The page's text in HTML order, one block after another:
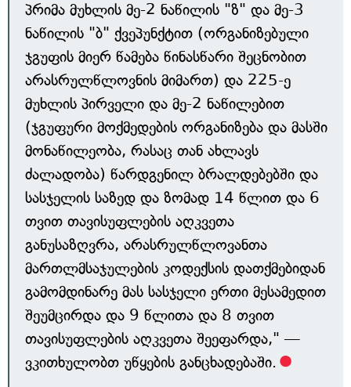
პრიმა მუხლის მე-2 ნაწილის "ზ" და მე-3
ნაწილის "ბ" ქვეპუნქტით (ორგანიზებული
ჯგუფის მიერ წამება წინასწარი შეცნობით
არასრულწლოვნის მიმართ) და 225-ე
მუხლის პირველი და მე-2 ნაწილებით
(ჯგუფური მოქმედების ორგანიზება და მასში
მონაწილეობა, რასაც თან ახლავს
ძალადობა) წარდგენილ ბრალდებებში და
სასჯელის საზედ და ზომად 14 წლით და 6
თვით თავისუფლების აღკვეთა
განუსაზღვრა, არასრულწლოვანთა
მართლმსაჯულების კოდექსის დათქმებიდან
გამომდინარე მას სასჯელი ერთი მესამედით
შეუმცირდა და 9 წლითა და 8 თვით
თავისუფლების აღკვეთა შეეფარდა," —
ვკითხულობთ უწყების განცხადებაში.